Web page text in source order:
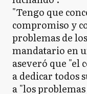
"Tengo que
compromiso y
problemas de
mandatario en
aseveró que "el
a dedicar todos
a "los